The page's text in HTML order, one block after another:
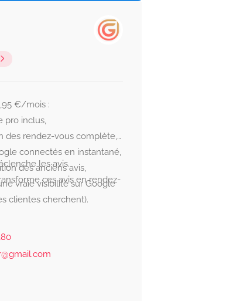
€/mois :
pro inclus,
des rendez-vous complète,
connectés en instantané,
des anciens avis,
vraie visibilité sur Google
clientes cherchent).
les avis.
ces avis en rendez-